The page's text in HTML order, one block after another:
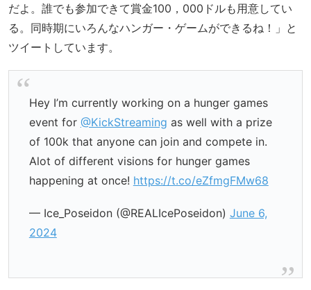
だよ。誰でも参加できて賞金100，000ドルも用意してい
る。同時期にいろんなハンガー・ゲームができるね！」と
ツイートしています。
Hey I’m currently working on a hunger games
event for @KickStreaming as well with a prize
of 100k that anyone can join and compete in.
Alot of different visions for hunger games
happening at once! https://t.co/eZfmgFMw68
— Ice_Poseidon (@REALIcePoseidon) June 6,
2024